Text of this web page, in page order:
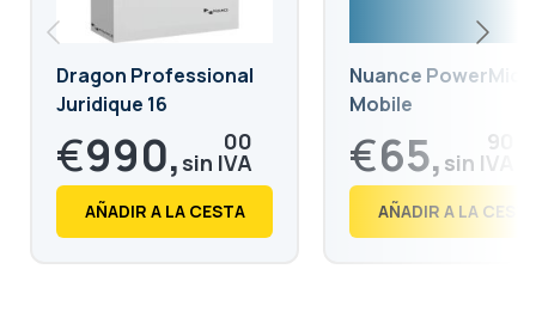
Dragon Professional
Juridique 16
€990, 00
€ 1.197,
AÑADIR A LA CESTA
Nuance PowerMic
Mobile
€65, 90
€ 79,
AÑADIR A LA